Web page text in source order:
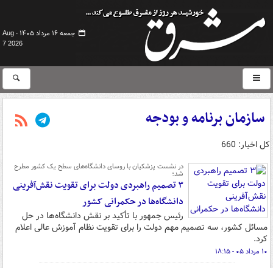
جمعه ۱۶ مرداد ۱۴۰۵ -
Aug
7 2026
سازمان برنامه و بودجه
کل اخبار: 660
در نشست پزشکیان با روسای دانشگاه‌های سطح یک کشور مطرح
شد؛
۳ تصمیم راهبردی دولت برای تقویت نقش‌آفرینی
دانشگاه‌ها در حکمرانی کشور
رئیس جمهور با تأکید بر نقش دانشگاه‌ها در حل
مسائل کشور، سه تصمیم مهم دولت را برای تقویت نظام آموزش عالی اعلام
کرد.
۱۰ مرداد ۰۵ - ۱۸:۱۵